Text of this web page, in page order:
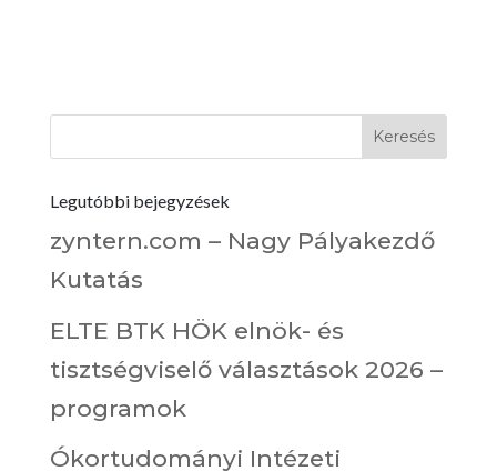
Legutóbbi bejegyzések
zyntern.com – Nagy Pályakezdő
Kutatás
ELTE BTK HÖK elnök- és
tisztségviselő választások 2026 –
programok
Ókortudományi Intézeti